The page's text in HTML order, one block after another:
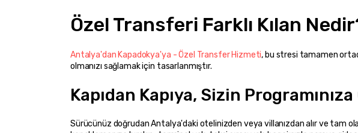
Özel Transferi Farklı Kılan
Antalya'dan Kapadokya'ya - Özel Transfer Hizmeti, bu stresi tamamen
olmanızı sağlamak için tasarlanmıştır.
Kapıdan Kapıya, Sizin
Sürücünüz doğrudan Antalya'daki otelinizden veya villanızdan alır ve tam